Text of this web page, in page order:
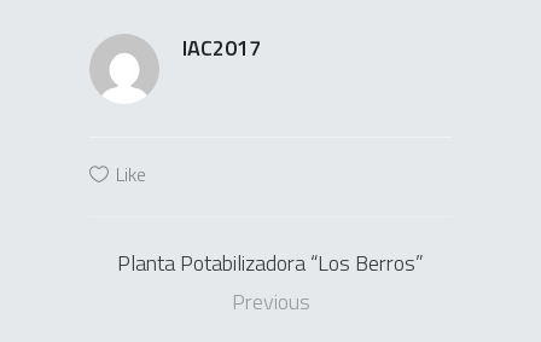
IAC2017
Like
Planta Potabilizadora “Los Berros”
Previous